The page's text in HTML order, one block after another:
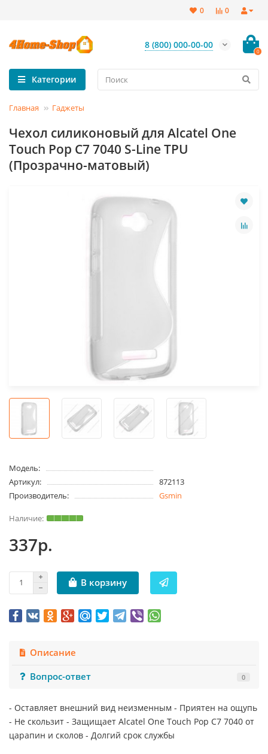
0
0
8 (800) 000-00-00
0
Категории
Главная Гаджеты
Чехол силиконовый для Alcatel One
Touch Pop C7 7040 S-Line TPU
(Прозрачно-матовый)
Модель:
Артикул:
872113
Производитель:
Gsmin
337р.
В корзину
Описание
Вопрос-ответ
0
- Оставляет внешний вид неизменным - Приятен на ощупь
- Не скользит - Защищает Alcatel One Touch Pop C7 7040 от
царапин и сколов - Долгий срок службы